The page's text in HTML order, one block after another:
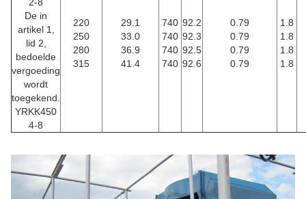
De in
artikel 1,
lid 2,
bedoelde
vergoeding
wordt
toegekend.
YRKK450
4-8
220
250
280
315
29.1
33.0
36.9
41.4
740
740
740
740
92.2
92.3
92.5
92.6
0.79
0.79
0.79
0.79
1.8
1.8
1.8
1.8